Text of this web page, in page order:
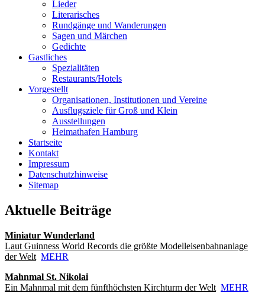
Lieder
Literarisches
Rundgänge und Wanderungen
Sagen und Märchen
Gedichte
Gastliches
Spezialitäten
Restaurants/Hotels
Vorgestellt
Organisationen, Institutionen und Vereine
Ausflugsziele für Groß und Klein
Ausstellungen
Heimathafen Hamburg
Startseite
Kontakt
Impressum
Datenschutzhinweise
Sitemap
Aktuelle Beiträge
Miniatur Wunderland
Laut Guinness World Records die größte Modelleisenbahnanlage
der Welt MEHR
Mahnmal St. Nikolai
Ein Mahnmal mit dem fünfthöchsten Kirchturm der Welt MEHR